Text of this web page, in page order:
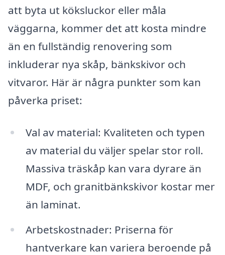
att byta ut köksluckor eller måla
väggarna, kommer det att kosta mindre
än en fullständig renovering som
inkluderar nya skåp, bänkskivor och
vitvaror. Här är några punkter som kan
påverka priset:
Val av material: Kvaliteten och typen
av material du väljer spelar stor roll.
Massiva träskåp kan vara dyrare än
MDF, och granitbänkskivor kostar mer
än laminat.
Arbetskostnader: Priserna för
hantverkare kan variera beroende på